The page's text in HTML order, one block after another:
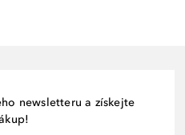
newsletteru a získejte